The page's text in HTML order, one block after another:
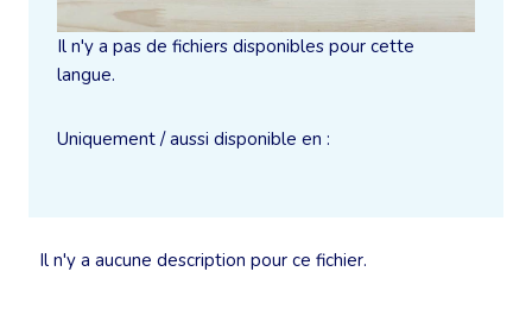
Il n'y a aucune description pour ce fichier.
Il n'y a pas de fichiers disponibles pour cette
langue.
Uniquement / aussi disponible en :